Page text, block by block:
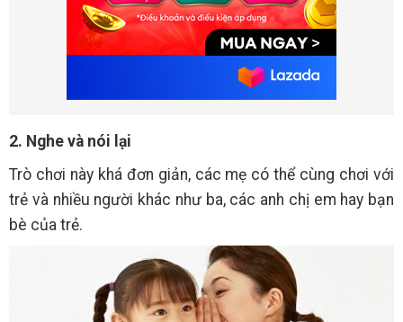
2. Nghe và nói lại
Trò chơi này khá đơn giản, các mẹ có thể cùng chơi với
trẻ và nhiều người khác như ba, các anh chị em hay bạn
bè của trẻ.